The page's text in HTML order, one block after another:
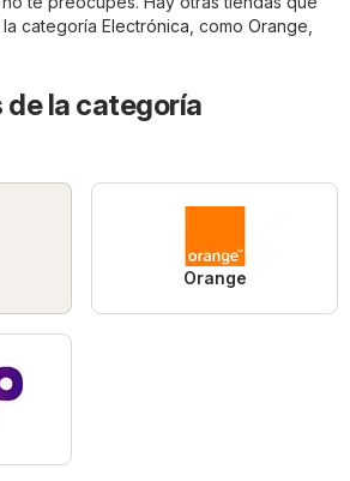
categoría Electrónica , como Orange
la categoría
Orange